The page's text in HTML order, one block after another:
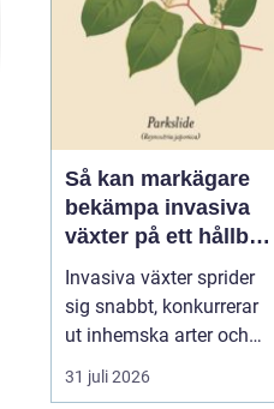
Så kan markägare
bekämpa invasiva
växter på ett hållbart
sätt
Invasiva växter sprider
sig snabbt, konkurrerar
ut inhemska arter och
kan på sikt förändra hela
ekosystem. De orsakar
31 juli 2026